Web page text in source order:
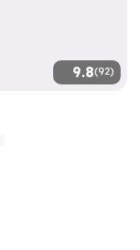
9.8(92)